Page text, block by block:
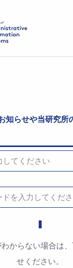
知らせや当研究所
からない場合は
せください。